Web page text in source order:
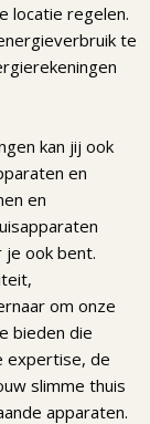
locatie regelen.
te
kan jij ook
en
en
ook bent.
om onze
bieden die
expertise, de
slimme thuis
apparaten.